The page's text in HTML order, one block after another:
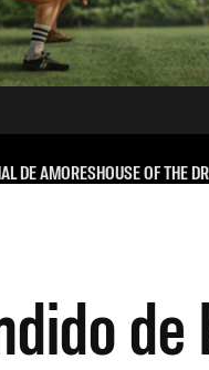
DE AMORESHOUSE OF THE